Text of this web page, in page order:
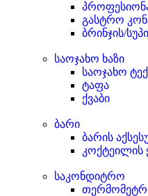
გასტრო
ბრინჯის/
საოჯახო ხაზი
საოჯახო
ტაფა
ქვაბი
ბარი
ბარის
კოქტეილის
საკონდიტრო